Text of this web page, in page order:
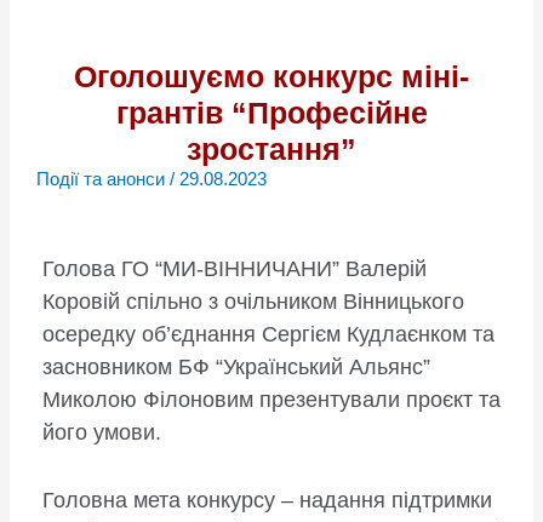
Оголошуємо конкурс міні-
грантів “Професійне
зростання”
Події та анонси/ 29.08.2023
Голова ГО “МИ-ВІННИЧАНИ” Валерій
Коровій спільно з очільником Вінницького
осередку об’єднання Сергієм Кудлаєнком та
засновником БФ “Український Альянс”
Миколою Філоновим презентували проєкт та
його умови.
Головна мета конкурсу – надання підтримки